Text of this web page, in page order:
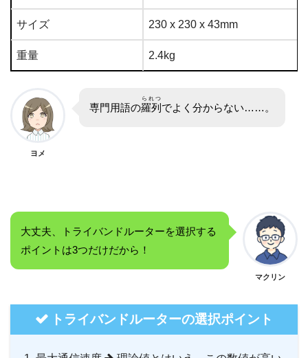
サイズ 230 x 230 x 43mm
重量 2.4kg
ヨメ
専門用語の羅列
られつ
でよく分からない……。
大丈夫、トライバンドルーターを選択する
ポイントは3つだけだから！
マクリン
トライバンドルーターの選択ポイント